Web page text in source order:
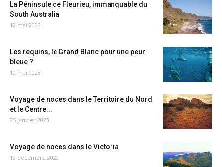
La Péninsule de Fleurieu, immanquable du
South Australia
12 mai 2023
Les requins, le Grand Blanc pour une peur
bleue ?
10 mai 2023
Voyage de noces dans le Territoire du Nord
et le Centre...
25 janvier 2023
Voyage de noces dans le Victoria
19 décembre 2022